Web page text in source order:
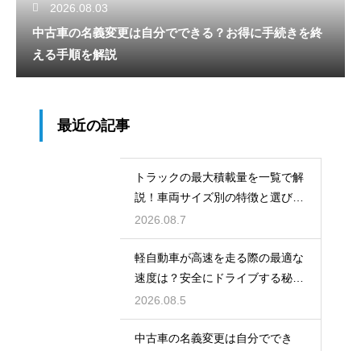
2026.08.03
中古車の名義変更は自分でできる？お得に手続きを終
える手順を解説
最近の記事
トラックの最大積載量を一覧で解
説！車両サイズ別の特徴と選び
方！
2026.08.7
軽自動車が高速を走る際の最適な
速度は？安全にドライブする秘
訣！
2026.08.5
中古車の名義変更は自分ででき